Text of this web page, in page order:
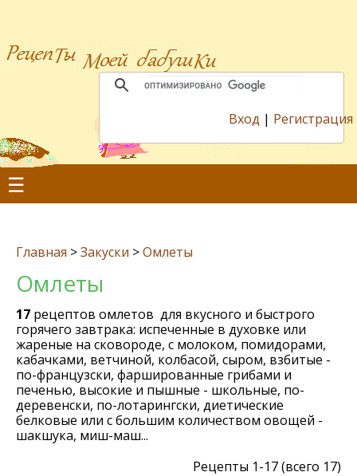
Вход | Регистрация
☰
Главная >Закуски >Омлеты
Омлеты
17 рецептов омлетов для вкусного и быстрого
горячего завтрака: испеченные в духовке или
жареные на сковороде, с молоком, помидорами,
кабачками, ветчиной, колбасой, сыром, взбитые -
по-французски, фаршированные грибами и
печенью, высокие и пышные - школьные, по-
деревенски, по-лотарингски, диетические
белковые или с большим количеством овощей -
шакшука, миш-маш...
Рецепты 1-17 (всего 17)